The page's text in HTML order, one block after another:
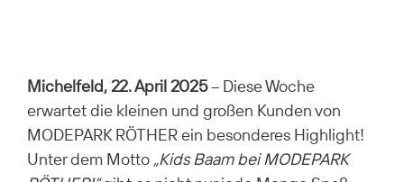
Michelfeld, 22. April 2025– Diese Woche
erwartet die kleinen und großen Kunden von
MODEPARK RÖTHER ein besonderes Highlight!
Unter dem Motto „Kids Baam bei MODEPARK